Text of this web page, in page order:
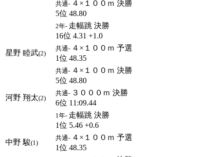
共通- ４×１００ｍ 決勝
5位 48.80
星野 睦武(2)
2年- 走幅跳 決勝
16位 4.31 +1.0
共通- ４×１００ｍ 予選
1位 48.35
共通- ４×１００ｍ 決勝
5位 48.80
河野 翔太(2)
共通- ３０００ｍ 決勝
6位 11:09.44
中野 駿(1)
1年- 走幅跳 決勝
1位 5.46 +0.6
共通- ４×１００ｍ 予選
1位 48.35